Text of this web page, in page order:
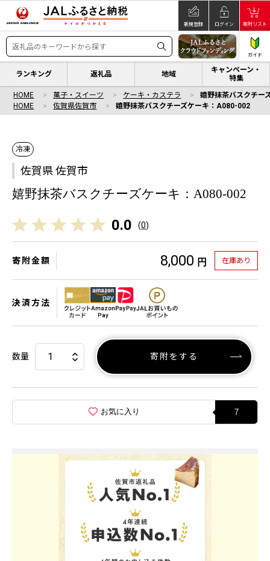
新規登録 ログイン 寄附リスト
ガイド
ランキング 返礼品 地域
キャンペーン・
特集
HOME 菓子・スイーツ ケーキ・カステラ
嬉野抹茶バスクチー
HOME
佐賀県佐賀市 嬉野抹茶バスクチーズケーキ：A080-002
冷凍
佐賀県 佐賀市
嬉野抹茶バスクチーズケーキ：A080-002
0.0 (0)
寄附金額 8,000 円 在庫あり
決済方法
数量 寄附をする
お気に入り 7